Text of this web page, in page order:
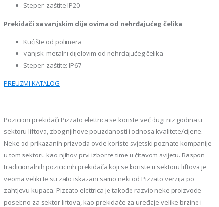
Stepen zaštite IP20
Prekidači sa vanjskim dijelovima od nehrđajućeg čelika
Kućište od polimera
Vanjski metalni dijelovim od nehrđajućeg čelika
Stepen zaštite: IP67
PREUZMI KATALOG
Pozicioni prekidači Pizzato elettrica se koriste već dugi niz godina u
sektoru liftova, zbog njihove pouzdanosti i odnosa kvalitete/cijene.
Neke od prikazanih prizvoda ovde koriste svjetski poznate kompanije
u tom sektoru kao njihov prvi izbor te time u čitavom svijetu. Raspon
tradicionalnih pozicionih prekidača koji se koriste u sektoru liftova je
veoma veliki te su zato iskazani samo neki od Pizzato verzija po
zahtjevu kupaca. Pizzato elettrica je takođe razvio neke proizvode
posebno za sektor liftova, kao prekidače za uređaje velike brzine i